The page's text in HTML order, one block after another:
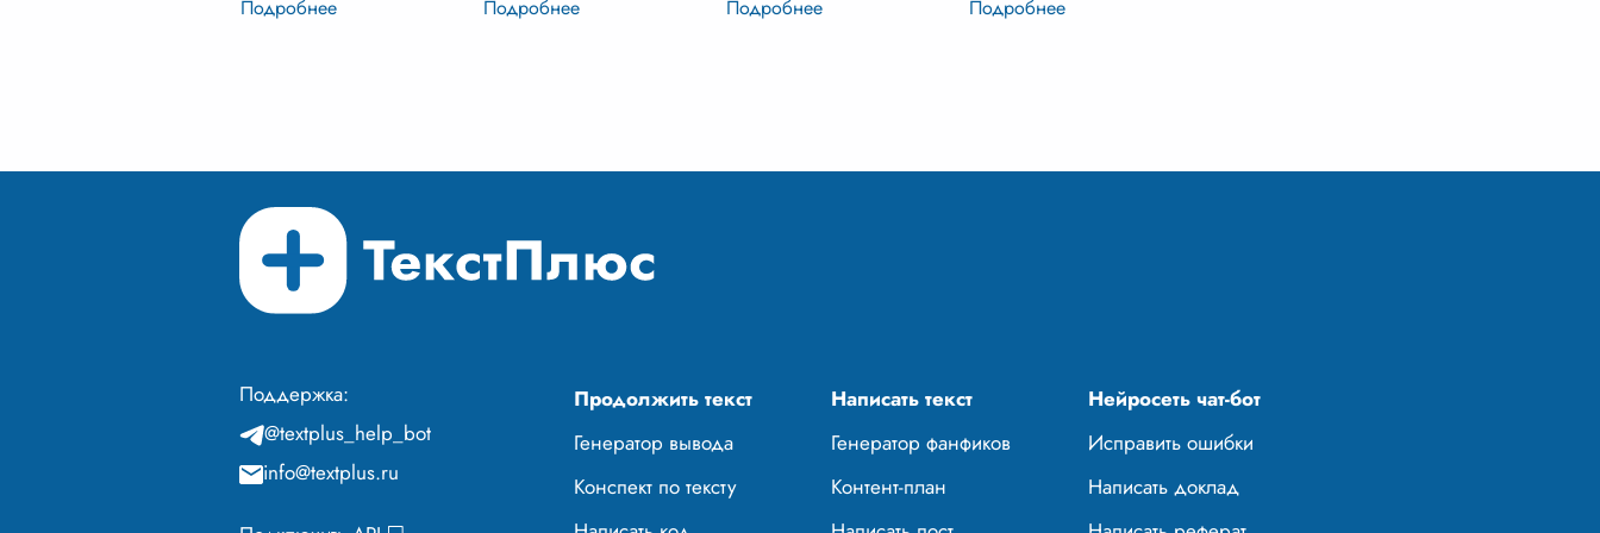
Григория Александровича русского общества 30-х одного человека, это не просто девочка, а самый
Поддержка:
@textplus_help_bot
info@textplus.ru
Продолжить текст Написать текст
Нейросеть чат-бот
Генератор вывода
Генератор фанфиков
Исправить ошибки
Конспект по тексту
Контент-план
Написать доклад